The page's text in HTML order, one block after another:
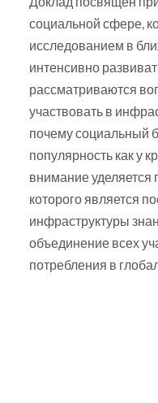
социальной сфере,
исследованием в
интенсивно
рассматриваются
участвовать в
почему социальный
популярность как у
внимание уделяется
которого является
инфраструктуры
объединение всех
потребления в